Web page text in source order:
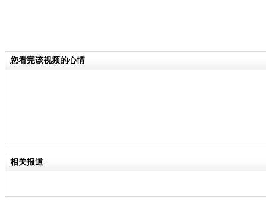
您看完该视频的心情
相关报道